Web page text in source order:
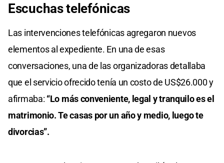
Escuchastelefónicas
Las intervenciones telefónicas agregaron nuevos
elementos al expediente. En una de esas
conversaciones, una de las organizadoras detallaba
que el servicio ofrecido tenía un costo de US$26.000 y
afirmaba: “Lo más conveniente, legal y tranquilo es el
matrimonio. Te casas por un año y medio, luego te
divorcias”.